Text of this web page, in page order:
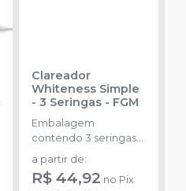
Clareador
Whiteness Simple
- 3 Seringas- FGM
Embalagem
contendo 3 seringas
com 3g de gel cada
uma.
a partir de:
R$ 44,92 no Pix